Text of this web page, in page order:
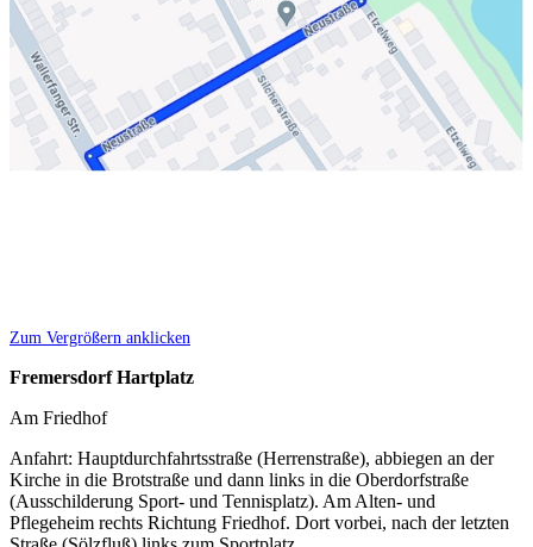
Zum Vergrößern anklicken
Fremersdorf Hartplatz
Am Friedhof
Anfahrt: Hauptdurchfahrtsstraße (Herrenstraße), abbiegen an der
Kirche in die Brotstraße und dann links in die Oberdorfstraße
(Ausschilderung Sport- und Tennisplatz). Am Alten- und
Pflegeheim rechts Richtung Friedhof. Dort vorbei, nach der letzten